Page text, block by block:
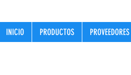
INICIO PRODUCTOS PROVEEDORES